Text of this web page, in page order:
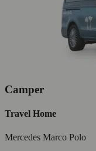
Camper
Travel Home
Mercedes Marco Polo